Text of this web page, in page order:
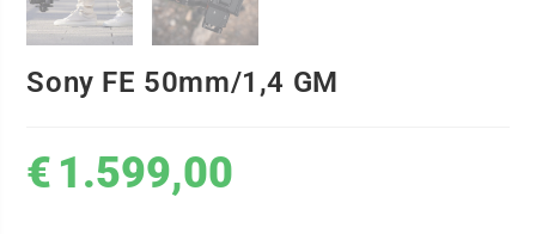
Sony FE 50mm/1,4 GM
€ 1.599,00